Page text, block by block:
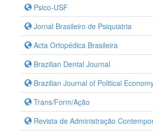
Psico-USF
Jornal Brasileiro de Psiquiatria
Acta Ortopédica Brasileira
Brazilian Dental Journal
Brazilian Journal of Political
Trans/Form/Ação
Revista de Administração